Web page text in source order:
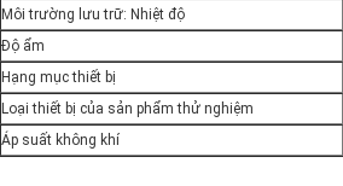
Môi trường lưu trữ: Nhiệt độ
Độ ẩm
Hạng mục thiết bị
Loại thiết bị của sản phẩm thử nghiệm
Áp suất không khí